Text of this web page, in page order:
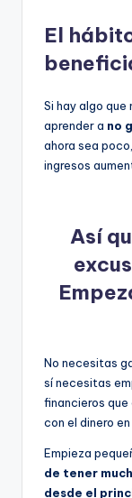
El
Si hay algo
aprender a no
ahora sea
ingresos
Así
No necesitas
sí necesitas
financieros
con el dinero
Empieza
de tener
desde el